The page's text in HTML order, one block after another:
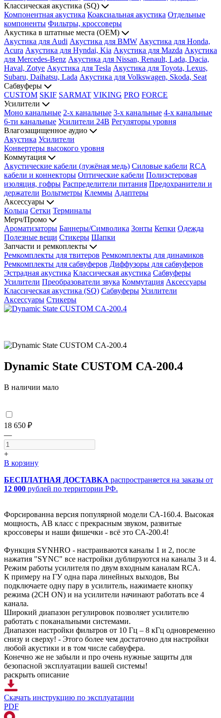
Классическая акустика (SQ)
Компонентная акустика Коаксиальная акустика Отдельные
компоненты Фильтры, кроссоверы
Акустика в штатные места (OEM)
Акустика для Audi Акустика для BMW Акустика для Honda,
Acura Акустика для Hyndai, Kia Акустика для Mazda Акустика
для Mercedes-Benz Акустика для Nissan, Renault, Lada, Dacia,
Haval, Zotye Акустика для Tesla Акустика для Toyota, Lexus,
Subaru, Daihatsu, Lada Акустика для Volkswagen, Skoda, Seat
Сабвуферы
CUSTOM SKIF SARMAT VIKING PRO FORCE
Усилители
Моно канальные 2-х канальные 3-х канальные 4-х канальные
6-ти канальные Усилители 24В Регуляторы уровня
Влагозащищенное аудио
Акустика Усилители
Конвертеры высокого уровня
Коммутация
Акустические кабели (лужёная медь) Силовые кабели RCA
кабели и коннекторы Оптические кабели Полиэстеровая
изоляция, гофры Распределители питания Предохранители и
держатели Вольтметры Клеммы Адаптеры
Аксессуары
Кольца Сетки Терминалы
Мерч/Промо
Ароматизаторы Баннеры/Символика Зонты Кепки Одежда
Полезные вещи Стикеры Шапки
Запчасти и ремкоплекты
Ремкомплекты для твитеров Ремкомплекты для динамиков
Ремкомплекты для сабвуферов Диффузоры для сабвуферов
Эстрадная акустика Классическая акустика Сабвуферы
Усилители Преобразователи звука Коммутация Аксессуары
Классическая акустика (SQ) Сабвуферы Усилители
Аксессуары Стикеры
Dynamic State CUSTOM CA-200.4
В наличии мало
18 650 ₽
—
+
В корзину
БЕСПЛАТНАЯ ДОСТАВКА распространяется на заказы от
12 000 рублей по территории РФ.
Форсированна версия популярной модели СА-160.4. Высокая
мощность, АВ класс с прекрасным звуком, развитые
кроссоверы и наши фишечки - всё это СА-200.4!
Функция SYNHRO - настраиваются каналы 1 и 2, после
нажатия "SYNC" все настройки дублируются на каналы 3 и 4.
Режим работы усилителя по двум входным каналам RCA.
К примеру на ГУ одна пара линейных выходов, Вы
подключаете одну пару в усилитель, нажимаете кнопку
режима (2CH ON) и на усилители начинают работать все 4
канала.
Широкий диапазон регулировок позволяет усилителю
работать с поканальными системами.
Диапазон настройки фильтров от 10 Гц – 8 кГц одновременно
снизу и сверху! - Этого более чем достаточно для настройки
любой акустики и в том числе сабвуфера.
Конечно же не забыли и про очень нужные защиты для
безопасной эксплуатации вашей системы!
раскрыть описание
Скачать инструкцию по эксплуатации
PDF